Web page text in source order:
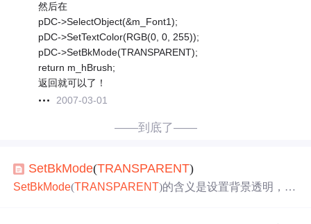
然后在
pDC->SelectObject(&m_Font1);
pDC->SetTextColor(RGB(0, 0, 255));
pDC->SetBkMode(TRANSPARENT);
return m_hBrush;
返回就可以了！
2007-03-01
——到底了——
SetBkMode(TRANSPARENT)
SetBkMode(TRANSPARENT)的含义是设置背景透明，到